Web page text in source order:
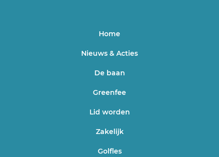
Home
Nieuws & Acties
De baan
Greenfee
Lid worden
Zakelijk
Golfles